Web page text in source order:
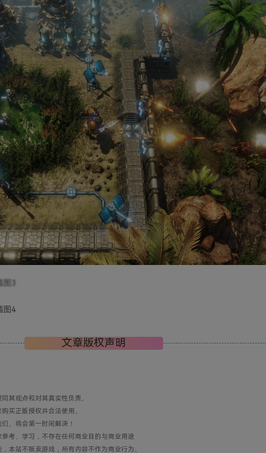
文章版权声明
其观点和对其真实性负责。
买正版授权并合法使用。
。将会第一时间解决！
考、学习，不存在任何商业目的与商业用途
本站不贩卖游戏，所有内容不作为商业行为。